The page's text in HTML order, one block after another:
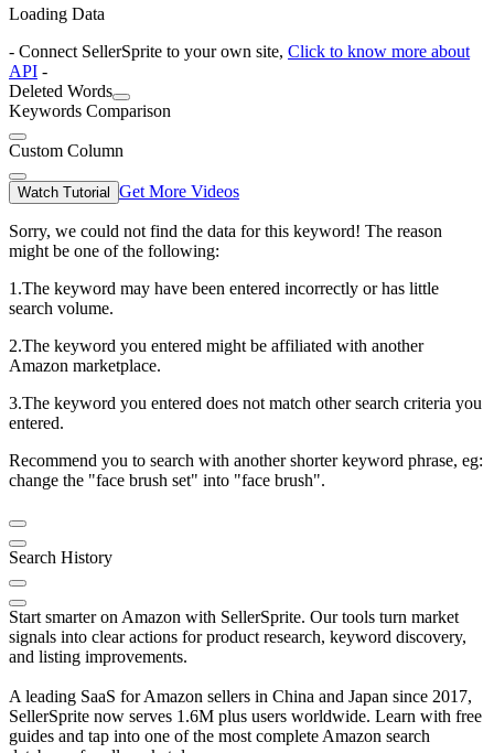
Loading Data
- Connect SellerSprite to your own site, Click to know more about
API -
Deleted Words
Keywords Comparison
Custom Column
Watch Tutorial Get More Videos
Sorry, we could not find the data for this keyword! The reason
might be one of the following:
1.The keyword may have been entered incorrectly or has little
search volume.
2.The keyword you entered might be affiliated with another
Amazon marketplace.
3.The keyword you entered does not match other search criteria you
entered.
Recommend you to search with another shorter keyword phrase, eg:
change the "face brush set" into "face brush".
Search History
Start smarter on Amazon with SellerSprite. Our tools turn market
signals into clear actions for product research, keyword discovery,
and listing improvements.
A leading SaaS for Amazon sellers in China and Japan since 2017,
SellerSprite now serves 1.6M plus users worldwide. Learn with free
guides and tap into one of the most complete Amazon search